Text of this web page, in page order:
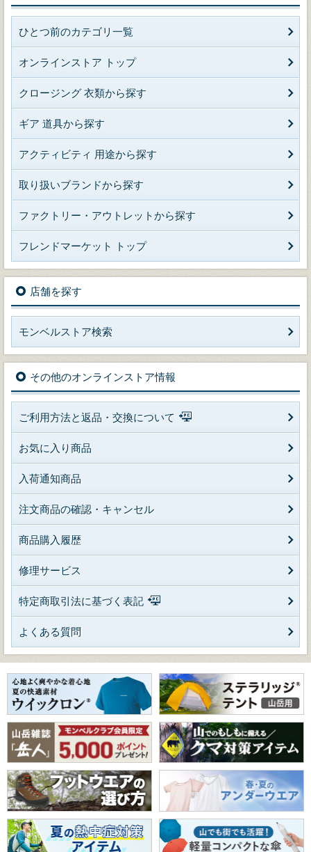
ひとつ前のカテゴリ一覧
オンラインストア トップ
クロージング 衣類から探す
ギア 道具から探す
アクティビティ 用途から探す
取り扱いブランドから探す
ファクトリー・アウトレットから探す
フレンドマーケット トップ
店舗を探す
モンベルストア検索
その他のオンラインストア情報
ご利用方法と返品・交換について
お気に入り商品
入荷通知商品
注文商品の確認・キャンセル
商品購入履歴
修理サービス
特定商取引法に基づく表記
よくある質問